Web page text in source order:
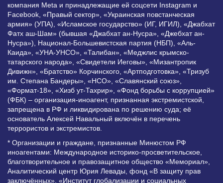
компания Meta и принадлежащие ей соцсети Instagram и
Facebook, «Правый сектор», «Украинская повстанческая
армия» (УПА), «Исламское государство» (ИГ, ИГИЛ), «Джабхат
Фатх аш-Шам» (бывшая «Джабхат ан-Нусра», «Джебхат ан-
Нусра»), Национал-Большевистская партия (НБП), «Аль-
Каида», «УНА-УНСО», «Талибан», «Меджлис крымско-
татарского народа», «Свидетели Иеговы», «Мизантропик
Дивижн», «Братство» Корчинского, «Артподготовка», «Тризуб
им. Степана Бандеры», «НСО», «Славянский союз»,
«Формат-18», «Хизб ут-Тахрир», «Фонд борьбы с коррупцией»
(ФБК) – организация-иноагент, признанная экстремистской,
запрещена в РФ и ликвидирована по решению суда; её
основатель Алексей Навальный включён в перечень
террористов и экстремистов.
* Организации и граждане, признанные Минюстом РФ
иноагентами: Международное историко-просветительское,
благотворительное и правозащитное общество «Мемориал»,
Аналитический центр Юрия Левады, фонд «В защиту прав
заключённых», «Институт глобализации и социальных